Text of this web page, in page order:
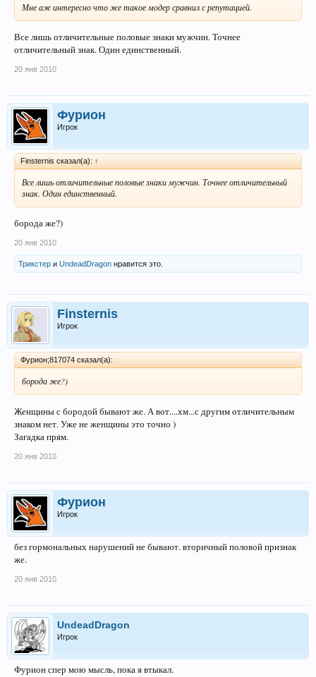
Мне аж интересно что же такое модер сравнил с репутацией.
Все лишь отличительные половые знаки мужчин. Точнее
отличительный знак. Один единственный.
20 янв 2010
Фурион
Игрок
Finsternis сказал(а): ↑
Все лишь отличительные половые знаки мужчин. Точнее отличительный
знак. Один единственный.
борода же?)
20 янв 2010
Трикстер и UndeadDragon нравится это.
Finsternis
Игрок
Фурион;817074 сказал(а):
борода же?)
Женщины с бородой бывают же. А вот....хм...с другим отличительным
знаком нет. Уже не женщины это точно )
Загадка прям.
20 янв 2010
Фурион
Игрок
без гормональных нарушений не бывают. вторичный половой признак
же.
20 янв 2010
UndeadDragon
Игрок
Фурион спер мою мысль, пока я втыкал.